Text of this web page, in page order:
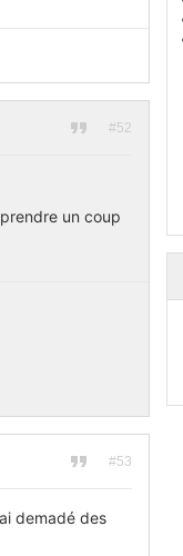
#52
un coup
#53
demadé des